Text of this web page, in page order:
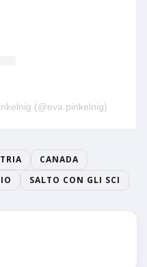
(@eva.pinkelnig)
CANADA
SALTO CON GLI SCI